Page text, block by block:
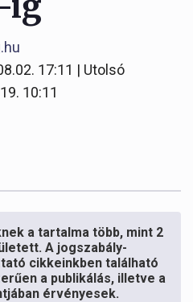
17:11 | Utolsó
10:11
a tartalma több, mint 2
A jogszabály-
cikkeinkben található
a publikálás, illetve a
érvényesek.